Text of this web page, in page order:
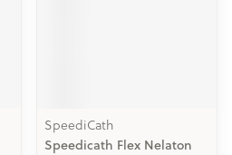
SpeediCath
Speedicath Flex Nelaton